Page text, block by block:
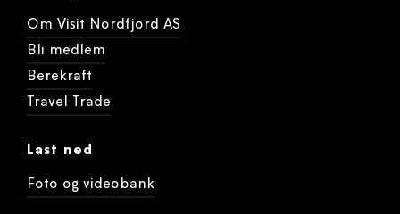
Om Visit Nordfjord AS
Bli medlem
Berekraft
Travel Trade
Last ned
Foto og videobank